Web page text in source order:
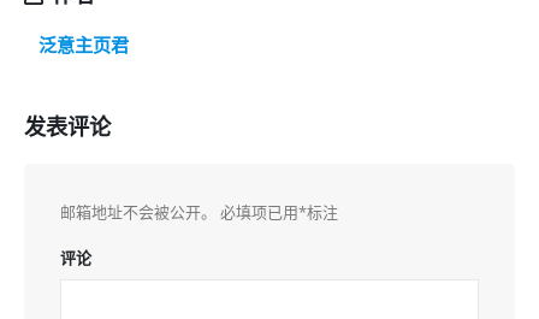
泛意主页君
发表评论
邮箱地址不会被公开。 必填项已用*标注
评论